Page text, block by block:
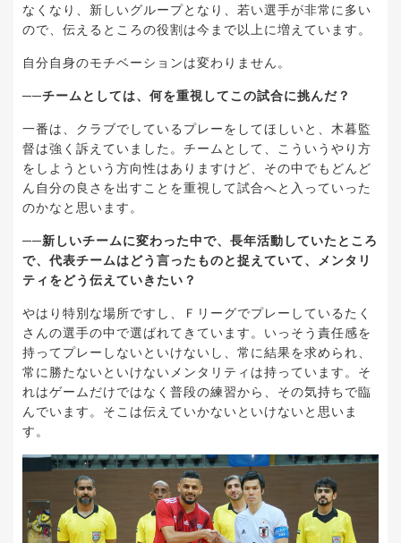
なくなり、新しいグループとなり、若い選手が非常に多い
ので、伝えるところの役割は今まで以上に増えています。
自分自身のモチベーションは変わりません。
──チームとしては、何を重視してこの試合に挑んだ？
一番は、クラブでしているプレーをしてほしいと、木暮監
督は強く訴えていました。チームとして、こういうやり方
をしようという方向性はありますけど、その中でもどんど
ん自分の良さを出すことを重視して試合へと入っていった
のかなと思います。
──新しいチームに変わった中で、長年活動していたところ
で、代表チームはどう言ったものと捉えていて、メンタリ
ティをどう伝えていきたい？
やはり特別な場所ですし、Ｆリーグでプレーしているたく
さんの選手の中で選ばれてきています。いっそう責任感を
持ってプレーしないといけないし、常に結果を求められ、
常に勝たないといけないメンタリティは持っています。そ
れはゲームだけではなく普段の練習から、その気持ちで臨
んでいます。そこは伝えていかないといけないと思いま
す。